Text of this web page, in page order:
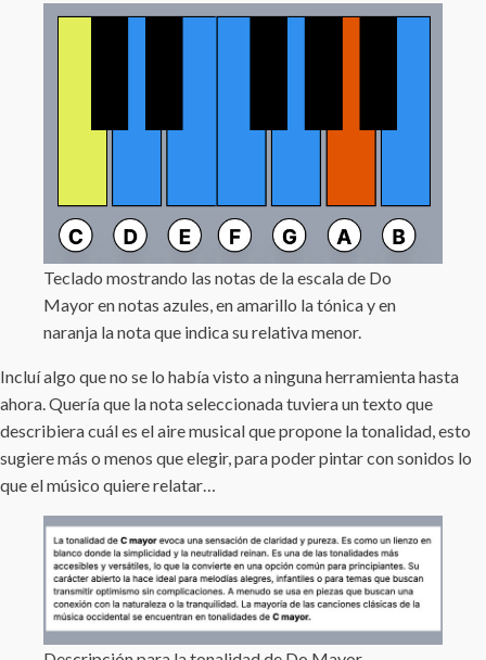
Teclado mostrando las notas de la escala de Do
Mayor en notas azules, en amarillo la tónica y en
naranja la nota que indica su relativa menor.
Incluí algo que no se lo había visto a ninguna herramienta hasta
ahora. Quería que la nota seleccionada tuviera un texto que
describiera cuál es el aire musical que propone la tonalidad, esto
sugiere más o menos que elegir, para poder pintar con sonidos lo
que el músico quiere relatar…